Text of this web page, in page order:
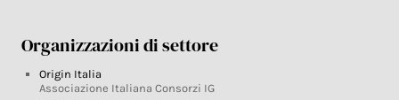
Organizzazioni di settore
Origin Italia
Associazione Italiana Consorzi IG